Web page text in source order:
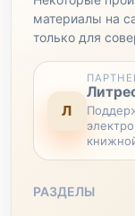
материалы на
только для
Л
РАЗДЕЛЫ